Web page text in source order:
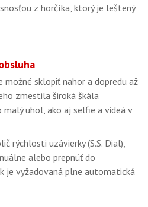
z horčíka, ktorý je leštený
možné sklopiť nahor a dopredu až
zmestila široká škála
uhol, ako aj selfie a videá v
rýchlosti uzávierky (S.S. Dial),
alebo prepnúť do
je vyžadovaná plne automatická